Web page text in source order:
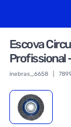
Escova
Profissional
inebras_6658